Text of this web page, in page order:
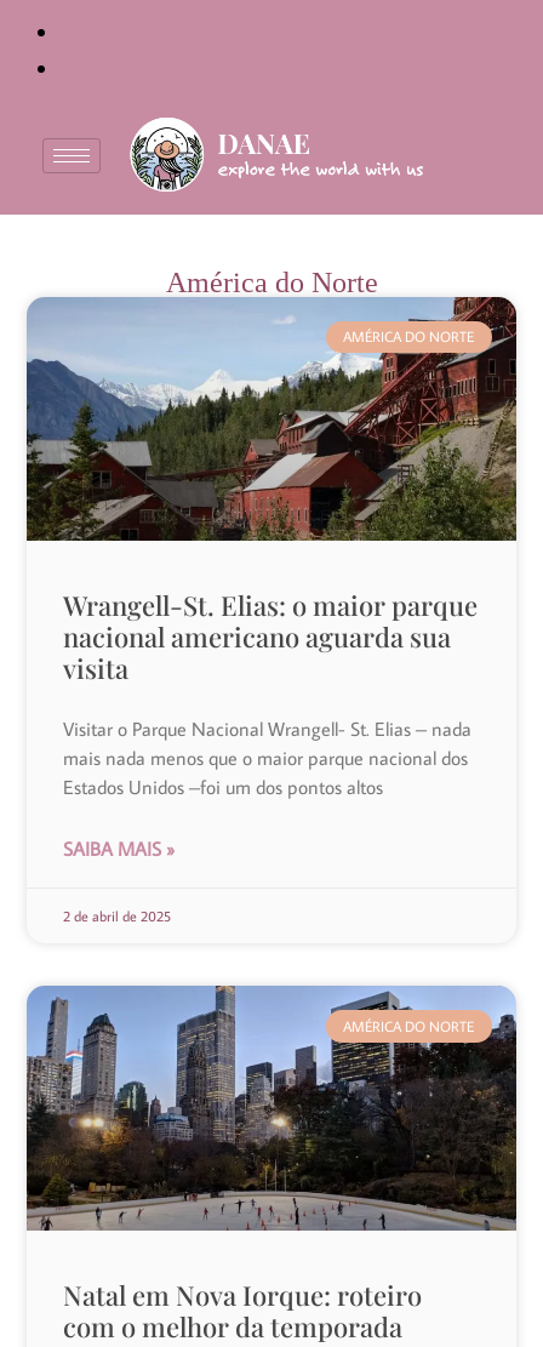
América do Norte
AMÉRICA DO NORTE
Wrangell-St. Elias: o maior parque
nacional americano aguarda sua
visita
Visitar o Parque Nacional Wrangell- St. Elias – nada
mais nada menos que o maior parque nacional dos
Estados Unidos –foi um dos pontos altos
SAIBA MAIS »
2 de abril de 2025
AMÉRICA DO NORTE
Natal em Nova Iorque: roteiro
com o melhor da temporada